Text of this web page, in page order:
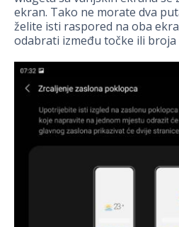
ekran. Tako ne morate dva
želite isti raspored na oba
odabrati između točke ili broja